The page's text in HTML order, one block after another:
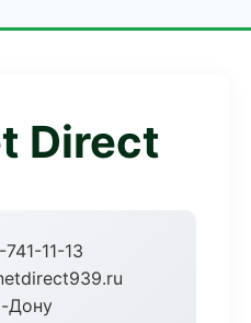
Direct
11-13
Дону